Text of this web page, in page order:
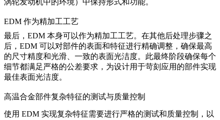
EDM 作为精加工工艺
最后， EDM 本身可以作为精加工工艺。在其他后处理步骤之
后，EDM 可以对部件的表面和特征进行精确调整，确保最高
的尺寸精度和光滑、一致的表面光洁度。此最终阶段确保每个
细节都满足严格的公差要求，为设计用于苛刻应用的部件实现
最佳表面光洁度。
高温合金部件复杂特征的测试与质量控制
使用 EDM 实现复杂特征需要进行严格的测试和质量控制，以